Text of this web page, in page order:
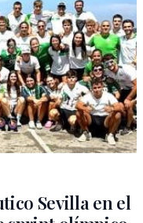
Sevilla en el